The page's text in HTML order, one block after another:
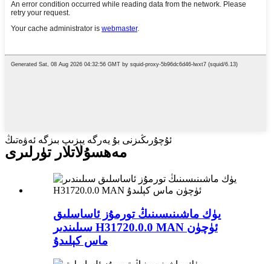
ئۇچۇرىڭىزنى بۇ يەرگە يېزىپ بىزگە ئەۋەتىڭ
مەھسۇلاتلار تۈرلىرى
يۈك ماشىنىسىنىڭ تورمۇز ئاساسلىق
سىلىندىر H31720.0.0 MAN ئۈچۈن
ماس كېلىدۇ